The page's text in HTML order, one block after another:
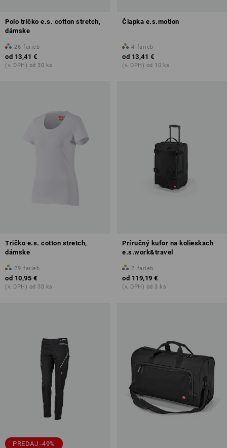
Polo tričko e.s. cotton stretch,
dámske
26 farieb
od 13,41 €
(v. DPH) od 30 ks
Čiapka e.s.motion
4 farieb
od 13,41 €
(v. DPH) od 10 ks
Tričko e.s. cotton stretch,
dámske
29 farieb
od 10,95 €
(v. DPH) od 30 ks
Príručný kufor na kolieskach
e.s.work&travel
2 farieb
od 119,19 €
(v. DPH) od 3 ks
PREDAJ -49%